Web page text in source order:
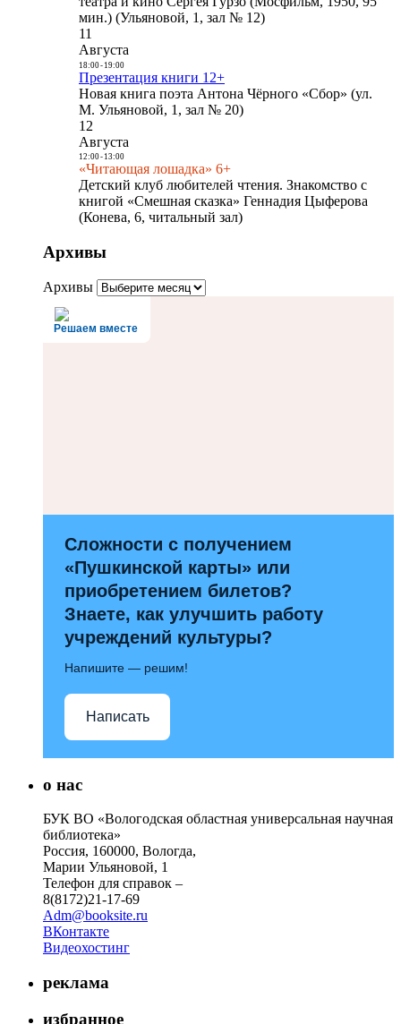
мин.) (Ульяновой, 1, зал № 12)
11
Августа
18:00- 19:00
Презентация книги 12+
Новая книга поэта Антона Чёрного «Сбор» (ул.
М. Ульяновой, 1, зал № 20)
12
Августа
12:00- 13:00
«Читающая лошадка» 6+
Детский клуб любителей чтения. Знакомство с
книгой «Смешная сказка» Геннадия Цыферова
(Конева, 6, читальный зал)
Архивы
Архивы
Решаем вместе
Сложности с получением
«Пушкинской карты» или
приобретением билетов?
Знаете, как улучшить работу
учреждений культуры?
Напишите — решим!
Написать
о нас
БУК ВО «Вологодская областная универсальная научная
библиотека»
Россия, 160000, Вологда,
Марии Ульяновой, 1
Телефон для справок –
8(8172)21-17-69
Adm@booksite.ru
ВКонтакте
Видеохостинг
реклама
избранное